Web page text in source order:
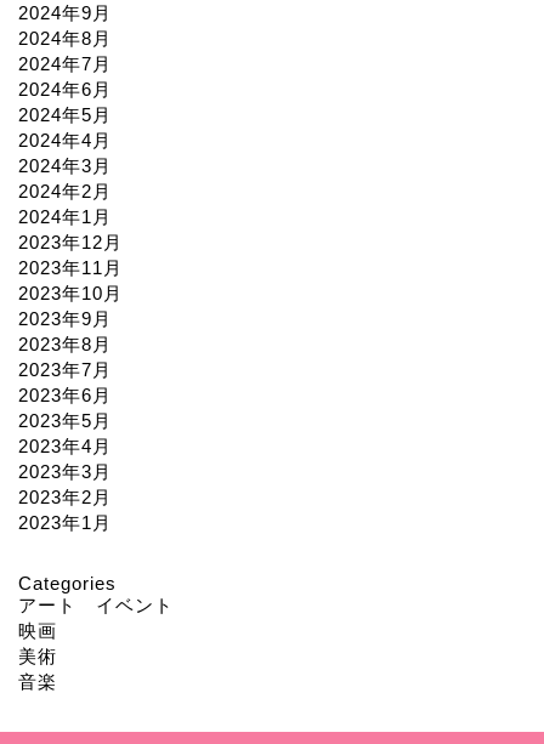
2024年9月
2024年8月
2024年7月
2024年6月
2024年5月
2024年4月
2024年3月
2024年2月
2024年1月
2023年12月
2023年11月
2023年10月
2023年9月
2023年8月
2023年7月
2023年6月
2023年5月
2023年4月
2023年3月
2023年2月
2023年1月
Categories
アート イベント
映画
美術
音楽